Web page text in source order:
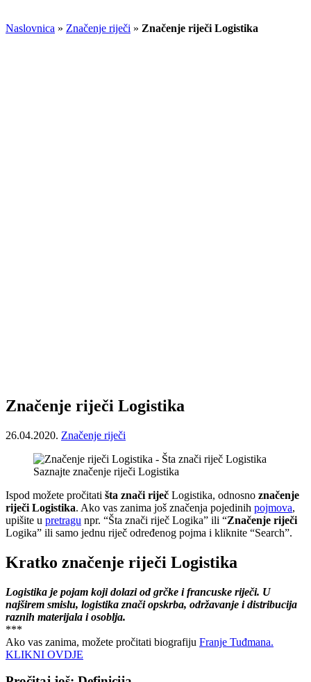
Naslovnica » Značenje riječi » Značenje riječi Logistika
Značenje riječi Logistika
26.04.2020. Značenje riječi
Saznajte značenje riječi Logistika
Ispod možete pročitati šta znači riječ Logistika, odnosno značenje
riječi Logistika. Ako vas zanima još značenja pojedinih pojmova,
upišite u pretragu npr. “Šta znači riječ Logika” ili “Značenje riječi
Logika” ili samo jednu riječ određenog pojma i kliknite “Search”.
Kratko značenje riječi Logistika
Logistika je pojam koji dolazi od grčke i francuske riječi. U
najširem smislu, logistika znači opskrba, održavanje i distribucija
raznih materijala i osoblja.
***
Ako vas zanima, možete pročitati biografiju Franje Tuđmana.
KLIKNI OVDJE